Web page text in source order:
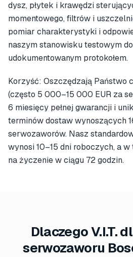
dysz, płytek i krawędzi
momentowego, filtrów i
pomiar charakterystyki i
naszym stanowisku testowym
udokumentowanym protokołem.
Korzyść: Oszczędzają Państwo
(często 5 000–15 000 EUR za
6 miesięcy pełnej gwarancji i
terminów dostaw wynoszących
serwozaworów. Nasz
wynosi 10–15 dni roboczych, a
na życzenie w ciągu 72 godzin.
Dlaczego V.I.T.
serwozaworu